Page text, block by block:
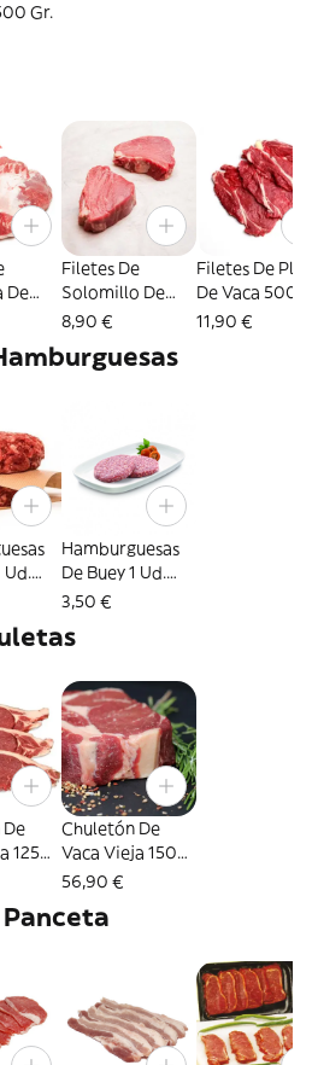
500 Gr.
De
Filetes De
Solomillo De
Vaca 200 Gr.
8,90 €
Filetes De
De Vaca 500
11,90 €
Ud.
Hamburguesas
De Buey 1 Ud.
180 Gr.
3,50 €
1250
Chuletón De
Vaca Vieja 1500
Kg.
56,90 €